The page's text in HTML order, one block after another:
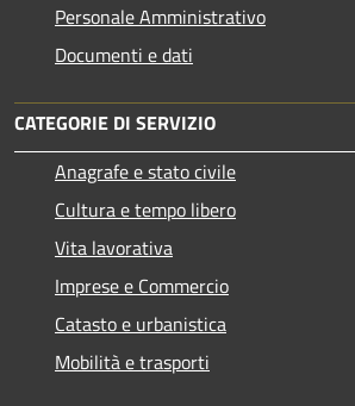
Personale Amministrativo
Documenti e dati
CATEGORIE DI SERVIZIO
Anagrafe e stato civile
Cultura e tempo libero
Vita lavorativa
Imprese e Commercio
Catasto e urbanistica
Mobilità e trasporti